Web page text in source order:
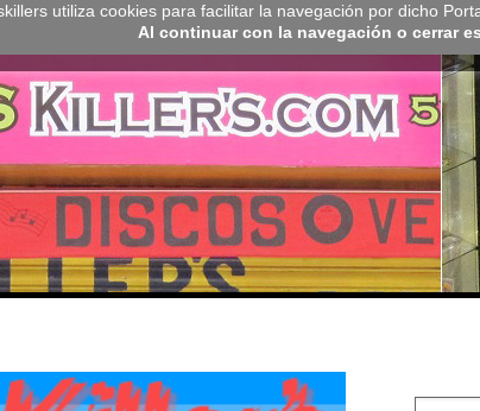
utiliza cookies para facilitar la navegación por dicho
Al continuar con la navegación o cerrar